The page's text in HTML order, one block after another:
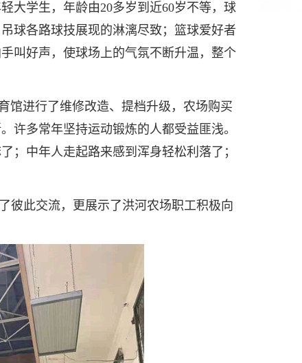
大学生，年龄由20多岁到近60岁不等，球
球各路球技展现的淋漓尽致；篮球爱好者
叫好声，使球场上的气氛不断升温，整个
进行了维修改造、提档升级，农场购买
许多常年坚持运动锻炼的人都受益匪浅。
；中年人走起路来感到浑身轻松利落了；
彼此交流，更展示了洪河农场职工积极向